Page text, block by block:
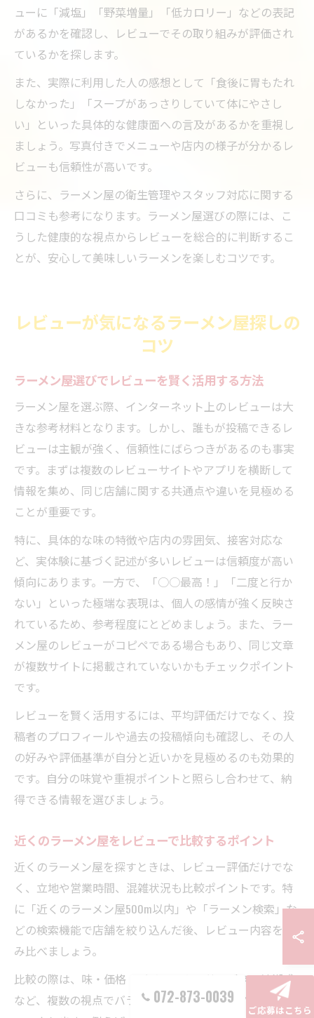
ューに「減塩」「野菜増量」「低カロリー」などの表記
があるかを確認し、レビューでその取り組みが評価され
ているかを探します。
また、実際に利用した人の感想として「食後に胃もたれ
しなかった」「スープがあっさりしていて体にやさし
い」といった具体的な健康面への言及があるかを重視し
ましょう。写真付きでメニューや店内の様子が分かるレ
ビューも信頼性が高いです。
さらに、ラーメン屋の衛生管理やスタッフ対応に関する
口コミも参考になります。ラーメン屋選びの際には、こ
うした健康的な視点からレビューを総合的に判断するこ
とが、安心して美味しいラーメンを楽しむコツです。
レビューが気になるラーメン屋探しの
コツ
ラーメン屋選びでレビューを賢く活用する方法
ラーメン屋を選ぶ際、インターネット上のレビューは大
きな参考材料となります。しかし、誰もが投稿できるレ
ビューは主観が強く、信頼性にばらつきがあるのも事実
です。まずは複数のレビューサイトやアプリを横断して
情報を集め、同じ店舗に関する共通点や違いを見極める
ことが重要です。
特に、具体的な味の特徴や店内の雰囲気、接客対応な
ど、実体験に基づく記述が多いレビューは信頼度が高い
傾向にあります。一方で、「○○最高！」「二度と行か
ない」といった極端な表現は、個人の感情が強く反映さ
れているため、参考程度にとどめましょう。また、ラー
メン屋のレビューがコピペである場合もあり、同じ文章
が複数サイトに掲載されていないかもチェックポイント
です。
レビューを賢く活用するには、平均評価だけでなく、投
稿者のプロフィールや過去の投稿傾向も確認し、その人
の好みや評価基準が自分と近いかを見極めるのも効果的
です。自分の味覚や重視ポイントと照らし合わせて、納
得できる情報を選びましょう。
近くのラーメン屋をレビューで比較するポイント
近くのラーメン屋を探すときは、レビュー評価だけでな
く、立地や営業時間、混雑状況も比較ポイントです。特
に「近くのラーメン屋500m以内」や「ラーメン検索」な
どの検索機能で店舗を絞り込んだ後、レビュー内容を読
み比べましょう。
比較の際は、味・価格・ボリューム・サービス・清潔感
など、複数の視点でバランスよく評価されているかをチ
072-873-0039
ご応募はこちら